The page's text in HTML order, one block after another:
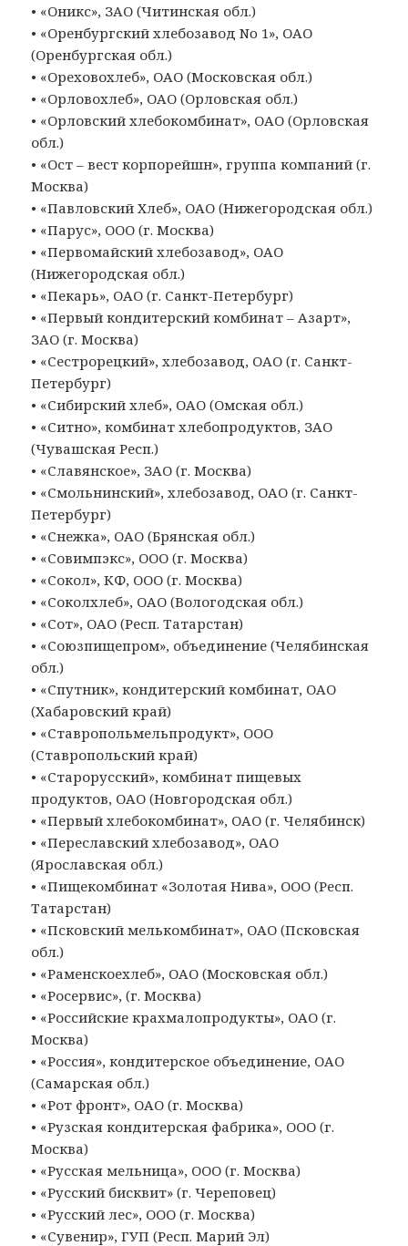
• «Оникс», ЗАО (Читинская обл.)
• «Оренбургский хлебозавод No 1», ОАО
(Оренбургская обл.)
• «Ореховохлеб», ОАО (Московская обл.)
• «Орловохлеб», ОАО (Орловская обл.)
• «Орловский хлебокомбинат», ОАО (Орловская
обл.)
• «Ост – вест корпорейшн», группа компаний (г.
Москва)
• «Павловский Хлеб», ОАО (Нижегородская обл.)
• «Парус», ООО (г. Москва)
• «Первомайский хлебозавод», ОАО
(Нижегородская обл.)
• «Пекарь», ОАО (г. Санкт-Петербург)
• «Первый кондитерский комбинат – Азарт»,
ЗАО (г. Москва)
• «Сестрорецкий», хлебозавод, ОАО (г. Санкт-
Петербург)
• «Сибирский хлеб», ОАО (Омская обл.)
• «Ситно», комбинат хлебопродуктов, ЗАО
(Чувашская Респ.)
• «Славянское», ЗАО (г. Москва)
• «Смольнинский», хлебозавод, ОАО (г. Санкт-
Петербург)
• «Снежка», ОАО (Брянская обл.)
• «Совимпэкс», ООО (г. Москва)
• «Сокол», КФ, ООО (г. Москва)
• «Соколхлеб», ОАО (Вологодская обл.)
• «Сот», ОАО (Респ. Татарстан)
• «Союзпищепром», объединение (Челябинская
обл.)
• «Спутник», кондитерский комбинат, ОАО
(Хабаровский край)
• «Ставропольмельпродукт», ООО
(Ставропольский край)
• «Старорусский», комбинат пищевых
продуктов, ОАО (Новгородская обл.)
• «Первый хлебокомбинат», ОАО (г. Челябинск)
• «Переславский хлебозавод», ОАО
(Ярославская обл.)
• «Пищекомбинат «Золотая Нива», ООО (Респ.
Татарстан)
• «Псковский мелькомбинат», ОАО (Псковская
обл.)
• «Раменскоехлеб», ОАО (Московская обл.)
• «Росервис», (г. Москва)
• «Российские крахмалопродукты», ОАО (г.
Москва)
• «Россия», кондитерское объединение, ОАО
(Самарская обл.)
• «Рот фронт», ОАО (г. Москва)
• «Рузская кондитерская фабрика», ООО (г.
Москва)
• «Русская мельница», ООО (г. Москва)
• «Русский бисквит» (г. Череповец)
• «Русский лес», ООО (г. Москва)
• «Сувенир», ГУП (Респ. Марий Эл)